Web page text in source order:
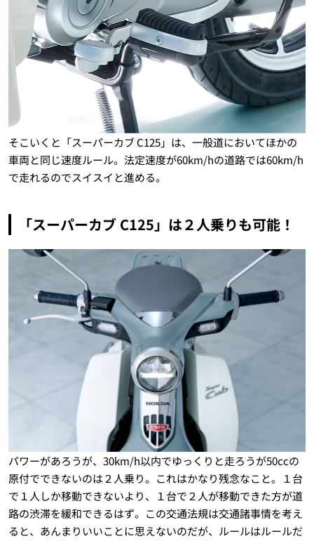
そこいくと「スーパーカブ C125」は、一般道においてほかの
車両と同じ速度ルール。法定速度が60km/hの道路では60km/h
で走れるのでスイスイと進める。
「スーパーカブ C125」は２人乗りも可能！
パワーがあろうが、30km/h以内でゆっくりと走ろうが50ccの
原付でできないのは２人乗り。これはかなり残念なこと。１台
で１人しか移動できないより、１台で２人が移動できた方が道
路の渋滞を緩和できるはず。この交通法規は交通諸事情を考え
ると、あんまりいいことに思えないのだが、ルールはルールだ